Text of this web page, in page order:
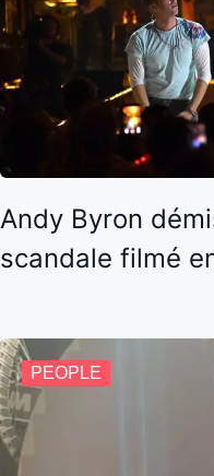
Andy Byron
scandale filmé
PEOPLE